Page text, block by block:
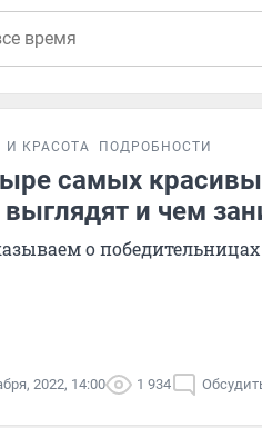
И КРАСОТА ПОДРОБНОСТИ
самых
и чем
о
2022, 14:00 1 934